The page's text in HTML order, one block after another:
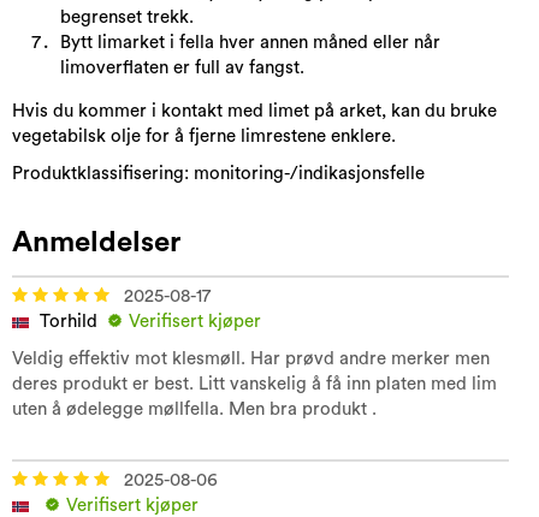
begrenset trekk.
Bytt limarket i fella hver annen måned eller når
limoverflaten er full av fangst.
Hvis du kommer i kontakt med limet på arket, kan du bruke
vegetabilsk olje for å fjerne limrestene enklere.
Produktklassifisering: monitoring-/indikasjonsfelle
Anmeldelser
2025-08-17
Torhild
Verifisert kjøper
Veldig effektiv mot klesmøll. Har prøvd andre merker men
deres produkt er best. Litt vanskelig å få inn platen med lim
uten å ødelegge møllfella. Men bra produkt .
2025-08-06
Verifisert kjøper